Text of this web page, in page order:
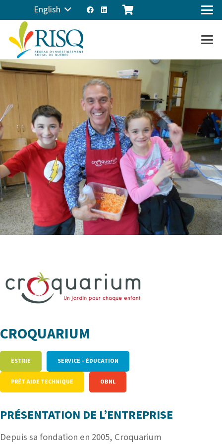
English
CROQUARIUM
ESTRIE SERVICE – ÉDUCATION
PRÊT AIDE TECHNIQUE OBNL
PRÉSENTATION DE L’ENTREPRISE
Depuis sa fondation en 2005, Croquarium